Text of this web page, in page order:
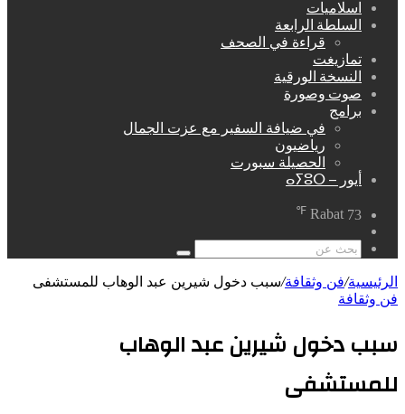
اسلاميات
السلطة الرابعة
قراءة في الصحف
تمازيغت
النسخة الورقية
صوت وصورة
برامج
في ضيافة السفير مع عزت الجمال
رياضيون
الحصيلة سبورت
أيور – ⴰⵢⵓⵔ
Rabat 73
℉
عشوائي
بحث
الرئيسية/فن وثقافة/سبب دخول شيرين عبد الوهاب للمستشفى
فن وثقافة
سبب دخول شيرين عبد الوهاب
للمستشفى